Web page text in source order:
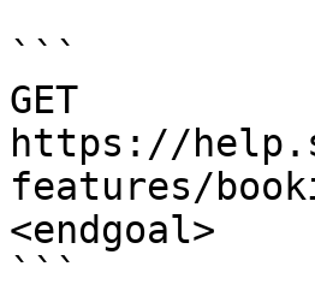
```
GET
https://
features/
<endgoal>
```